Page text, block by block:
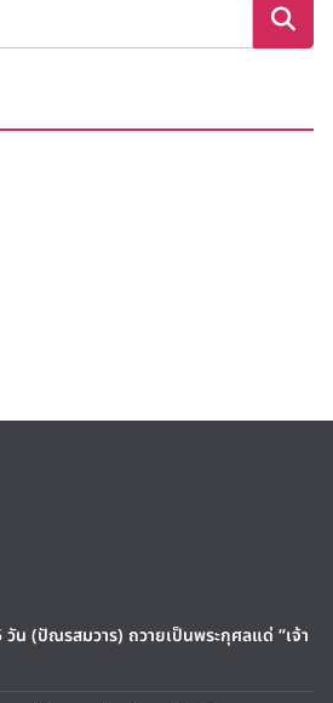
น (ปัณรสมวาร) ถวายเป็นพระกุศลแด่ “เจ้า